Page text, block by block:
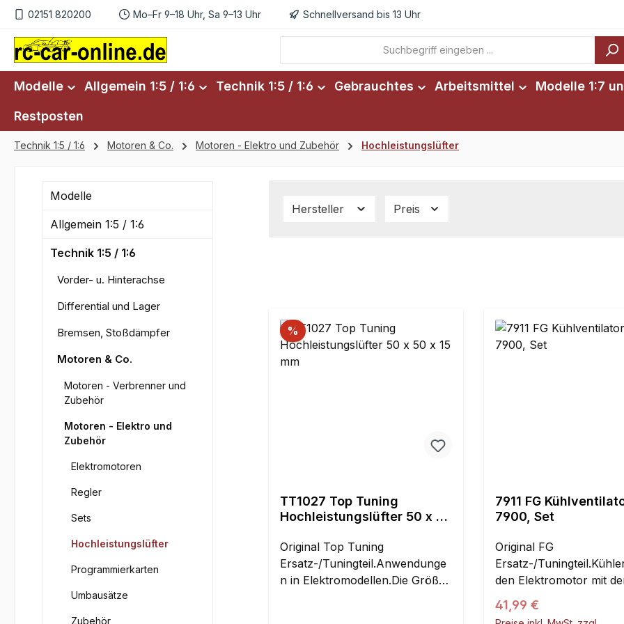
Hauptinhalt springen
Zur Suche springen
Zur Hauptnavigation springen
02151 820200 Mo–Fr 9–18 Uhr, Sa 9–13 Uhr Schnellversand bis 13 Uhr
Modelle Allgemein 1:5 / 1:6 Technik 1:5 / 1:6 Gebrauchtes Arbeitsmittel Modelle 1:7
Restposten
Technik 1:5 / 1:6 Motoren & Co. Motoren - Elektro und Zubehör Hochleistungslüfter
Modelle
Allgemein 1:5 / 1:6
Technik 1:5 / 1:6
Vorder- u. Hinterachse
Differential und Lager
Bremsen, Stoßdämpfer
Motoren & Co.
Motoren - Verbrenner und
Zubehör
Motoren - Elektro und
Zubehör
Elektromotoren
Regler
Sets
Hochleistungslüfter
Programmierkarten
Umbausätze
Zubehör
Hersteller Preis
%
TT1027 Top Tuning
Hochleistungslüfter 50 x 50
Original Top Tuning
Ersatz-/Tuningteil.Anwendunge
n in Elektromodellen.Die Größe
7911 FG
7900, Set
Original FG
Ersatz-/
den Elektromotor mit
Bestell-Nr.: 7900 FG
Elektromotor E-Power
Regulärer Preis:
41,99 €